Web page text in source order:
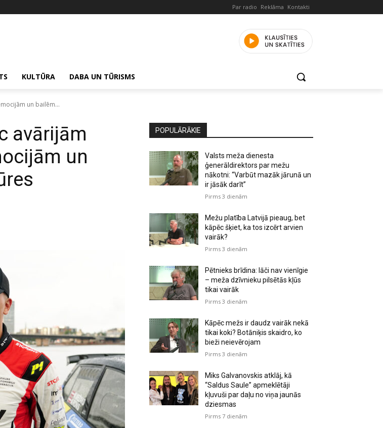
Par radio Reklāma Kontakti
KULTŪRA DABA UN TŪRISMS
un bailēm...
avārijām
un
POPULĀRĀKIE
Valsts meža dienesta
ģenerāldirektors par mežu
nākotni: “Varbūt mazāk jārunā un
ir jāsāk darīt”
Pirms 3 dienām
Mežu platība Latvijā pieaug, bet
kāpēc šķiet, ka tos izcērt arvien
vairāk?
Pirms 3 dienām
Pētnieks brīdina: lāči nav vienīgie
– meža dzīvnieku pilsētās kļūs
tikai vairāk
Pirms 3 dienām
Kāpēc mežs ir daudz vairāk nekā
tikai koki? Botāniķis skaidro, ko
bieži neievērojam
Pirms 3 dienām
Miks Galvanovskis atklāj, kā
“Saldus Saule” apmeklētāji
kļuvuši par daļu no viņa jaunās
dziesmas
Pirms 7 dienām